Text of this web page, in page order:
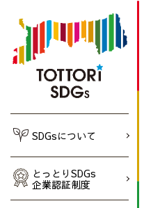
SDGsについて
とっとりSDGs
企業認証制度